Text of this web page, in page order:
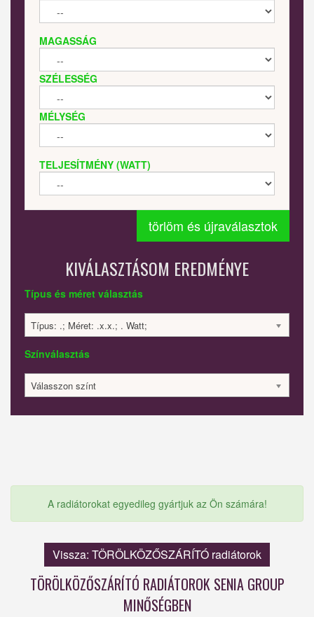
MAGASSÁG
SZÉLESSÉG
MÉLYSÉG
TELJESÍTMÉNY (WATT)
törlöm és újraválasztok
KIVÁLASZTÁSOM EREDMÉNYE
Típus és méret választás
Típus: .; Méret: .x.x.; . Watt;
Színválasztás
Válasszon színt
A radiátorokat egyedileg gyártjuk az Ön számára!
Vissza: TÖRÖLKÖZŐSZÁRÍTÓ radiátorok
TÖRÖLKÖZŐSZÁRÍTÓ RADIÁTOROK SENIA GROUP
MINŐSÉGBEN